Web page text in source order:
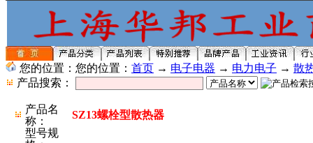
您的位置：您的位置： 首页 → 电子电器 → 电力电子 → 散
产品搜索：
产品名
称：
SZ13螺栓型散热器
型号规